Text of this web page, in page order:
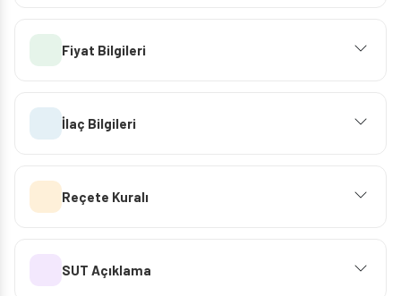
Fiyat Bilgileri
İlaç Bilgileri
Reçete Kuralı
SUT Açıklama